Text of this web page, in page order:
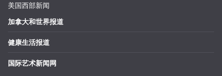
美国西部新闻
加拿大和世界报道
健康生活报道
国际艺术新闻网